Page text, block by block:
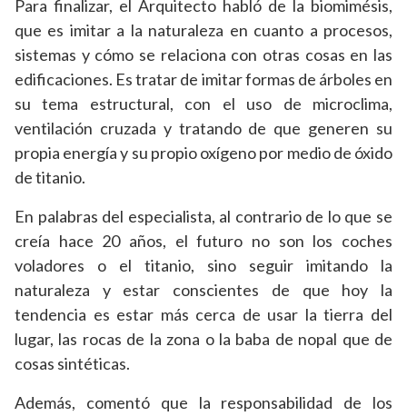
Para finalizar, el Arquitecto habló de la biomimésis,
que es imitar a la naturaleza en cuanto a procesos,
sistemas y cómo se relaciona con otras cosas en las
edificaciones. Es tratar de imitar formas de árboles en
su tema estructural, con el uso de microclima,
ventilación cruzada y tratando de que generen su
propia energía y su propio oxígeno por medio de óxido
de titanio.
En palabras del especialista, al contrario de lo que se
creía hace 20 años, el futuro no son los coches
voladores o el titanio, sino seguir imitando la
naturaleza y estar conscientes de que hoy la
tendencia es estar más cerca de usar la tierra del
lugar, las rocas de la zona o la baba de nopal que de
cosas sintéticas.
Además, comentó que la responsabilidad de los